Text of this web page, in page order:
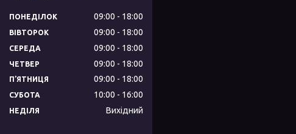
ПОНЕДІЛОК 09:00 18:00
ВІВТОРОК 09:00 18:00
СЕРЕДА 09:00 18:00
ЧЕТВЕР 09:00 18:00
ПʼЯТНИЦЯ 09:00 18:00
СУБОТА 10:00 16:00
НЕДІЛЯ Вихідний